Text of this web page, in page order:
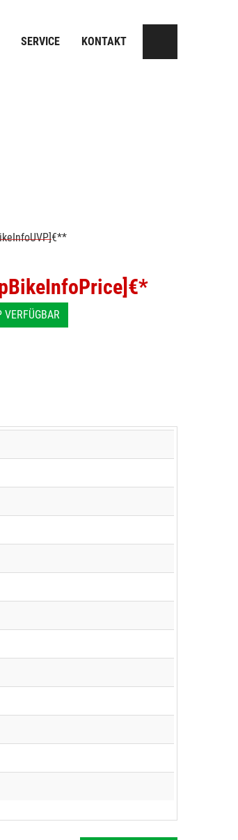
SERVICE KONTAKT
€**
€*